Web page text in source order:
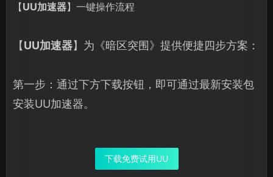
【UU加速器】一键操作流程
【UU加速器】为《暗区突围》提供便捷四步方案：
第一步：通过下方下载按钮，即可通过最新安装包
安装UU加速器。
下载免费试用UU